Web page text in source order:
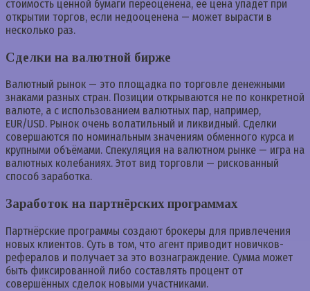
стоимость ценной бумаги переоценена, её цена упадет при
открытии торгов, если недооценена — может вырасти в
несколько раз.
Сделки на валютной бирже
Валютный рынок — это площадка по торговле денежными
знаками разных стран. Позиции открываются не по конкретной
валюте, а с использованием валютных пар, например,
EUR/USD. Рынок очень волатильный и ликвидный. Сделки
совершаются по номинальным значениям обменного курса и
крупными объёмами. Спекуляция на валютном рынке — игра на
валютных колебаниях. Этот вид торговли — рискованный
способ заработка.
Заработок на партнёрских программах
Партнёрские программы создают брокеры для привлечения
новых клиентов. Суть в том, что агент приводит новичков-
рефералов и получает за это вознаграждение. Сумма может
быть фиксированной либо составлять процент от
совершённых сделок новыми участниками.